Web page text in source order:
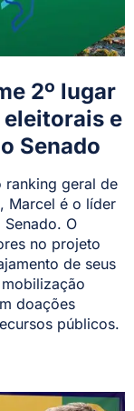
2º lugar
e
Senado
ranking geral de
Marcel é o líder
O
no projeto
de seus
doações
públicos.